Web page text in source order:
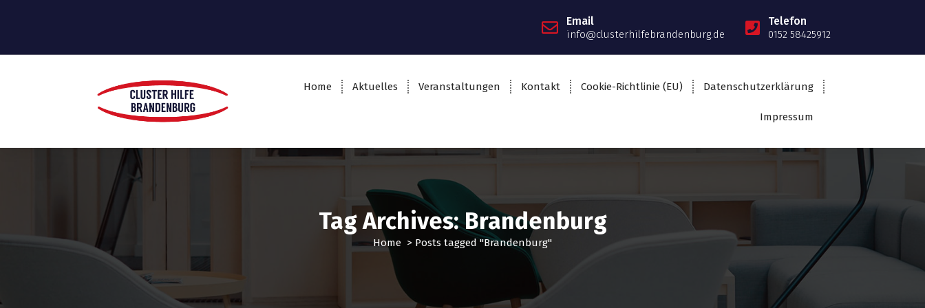
Email
info@clusterhilfebrandenburg.de
Telefon
0152 58425912
Home Aktuelles Veranstaltungen Kontakt Cookie-Richtlinie (EU) Datenschutzerklärung
Impressum
Tag Archives: Brandenburg
Home > Posts tagged "Brandenburg"